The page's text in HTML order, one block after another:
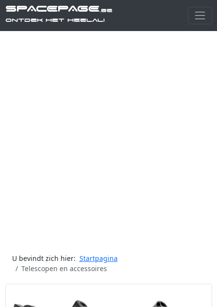
SPACEPAGE.be
Ontdek het heelal!
U bevindt zich hier: Startpagina
Telescopen en accessoires